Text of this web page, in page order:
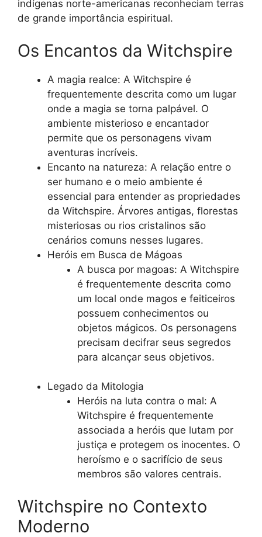
indígenas norte-americanas reconheciam terras
de grande importância espiritual.
Os Encantos da Witchspire
A magia realce: A Witchspire é
frequentemente descrita como um lugar
onde a magia se torna palpável. O
ambiente misterioso e encantador
permite que os personagens vivam
aventuras incríveis.
Encanto na natureza: A relação entre o
ser humano e o meio ambiente é
essencial para entender as propriedades
da Witchspire. Árvores antigas, florestas
misteriosas ou rios cristalinos são
cenários comuns nesses lugares.
Heróis em Busca de Mágoas
A busca por magoas: A Witchspire
é frequentemente descrita como
um local onde magos e feiticeiros
possuem conhecimentos ou
objetos mágicos. Os personagens
precisam decifrar seus segredos
para alcançar seus objetivos.
Legado da Mitologia
Heróis na luta contra o mal: A
Witchspire é frequentemente
associada a heróis que lutam por
justiça e protegem os inocentes. O
heroísmo e o sacrifício de seus
membros são valores centrais.
Witchspire no Contexto
Moderno